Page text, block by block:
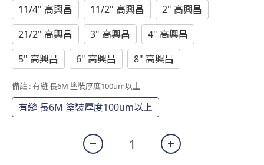
11/4" 高興昌
11/2" 高興昌
2" 高興昌
21/2" 高興昌
3" 高興昌
4" 高興昌
5" 高興昌
6" 高興昌 8" 高興昌
備註 : 有縫 長6M 塗裝厚度100um以上
有縫 長6M 塗裝厚度100um以上